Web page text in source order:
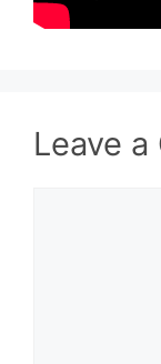
Leave